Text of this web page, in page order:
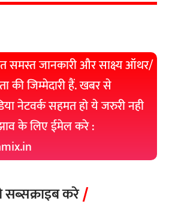
समस्त जानकारी और साक्ष्य ऑथर/
की जिम्मेदारी हैं. खबर से
नेटवर्क सहमत हो ये जरुरी नही
के लिए ईमेल करे :
सब्सक्राइब करे